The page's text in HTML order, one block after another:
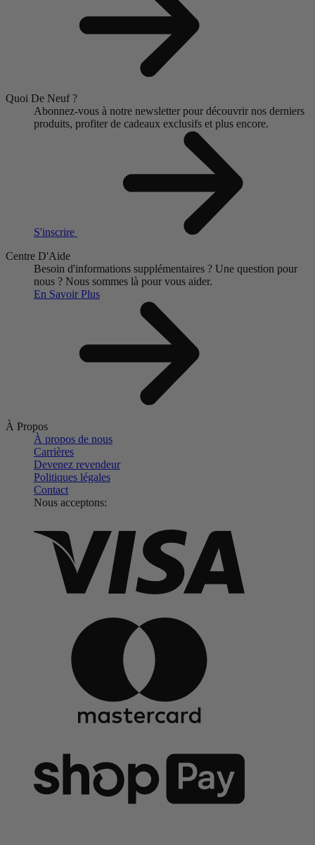
Quoi De Neuf ?
Abonnez-vous à notre newsletter pour découvrir nos derniers
produits, profiter de cadeaux exclusifs et plus encore.
S'inscrire
Centre D'Aide
Besoin d'informations supplémentaires ? Une question pour
nous ? Nous sommes là pour vous aider.
En Savoir Plus
À Propos
À propos de nous
Carrières
Devenez revendeur
Politiques légales
Contact
Nous acceptons: